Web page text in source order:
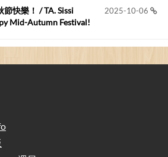
許多莘莘學子。有...
2025-10-06
快樂！ / TA. Sissi
Mid-Autumn Festival!
Looking at the Computer? Pay More
Screen
痛？桌子高度和螢幕高度
Effect of Desk and Monitor Height on
at a Desk Often Lead to Back Pain?